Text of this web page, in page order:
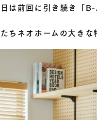
は前回に引き続き「B-
ちネオホームの大きな